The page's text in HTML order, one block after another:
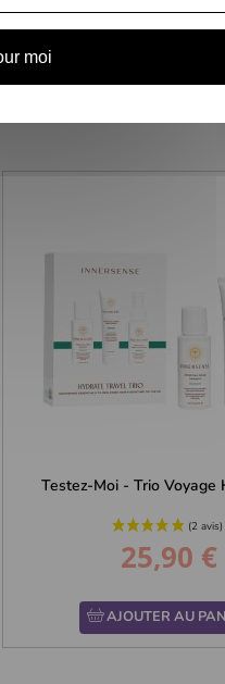
INTÉRESSER
Testez-Moi - Trio Voyage
Prix
25,90 €
AJOUTER AU
moi